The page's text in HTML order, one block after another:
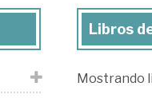
Libros
Scholl,
Libros
Mostrando